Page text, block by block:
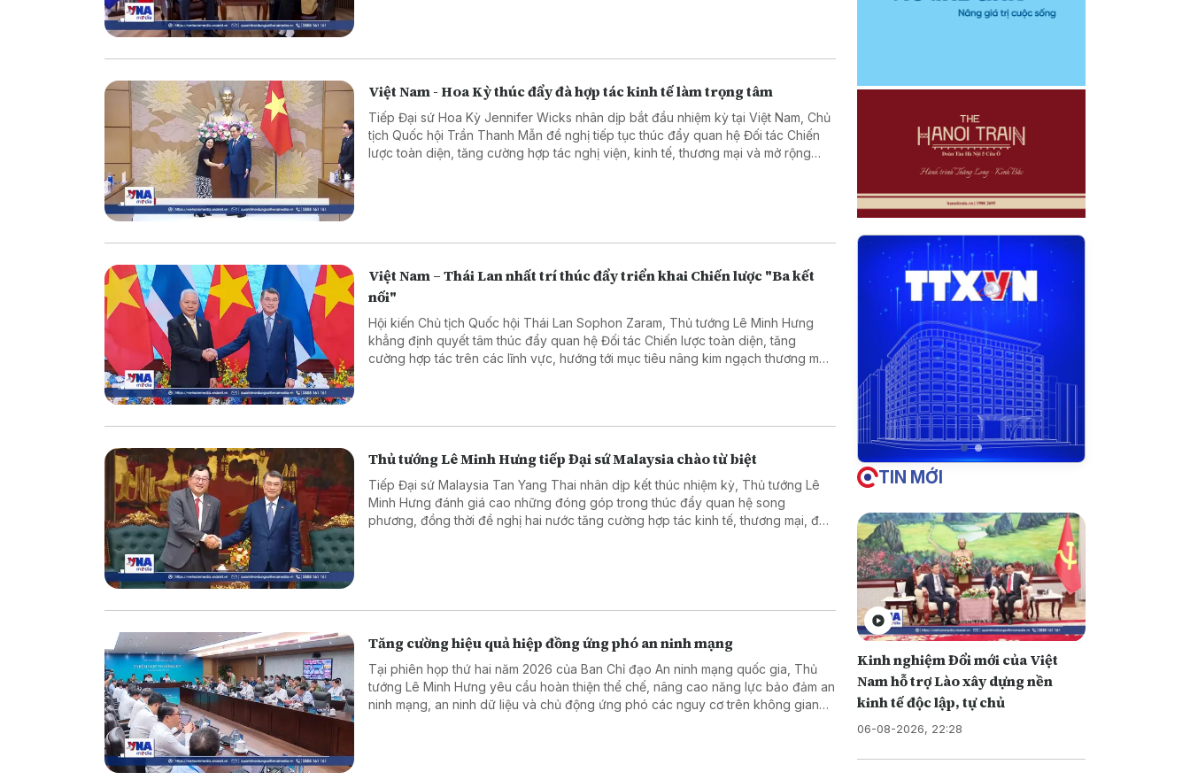
Việt Nam - Hoa Kỳ thúc đẩy đà hợp tác kinh tế làm trọng tâm
Tiếp Đại sứ Hoa Kỳ Jennifer Wicks nhân dịp bắt đầu nhiệm kỳ tại Việt Nam, Chủ
tịch Quốc hội Trần Thanh Mẫn đề nghị tiếp tục thúc đẩy quan hệ Đối tác Chiến
lược toàn diện, tăng cường hợp tác nghị viện, kinh tế, thương mại và mở rộng
Việt Nam – Thái Lan nhất trí thúc đẩy triển khai Chiến lược "Ba kết
nối"
Hội kiến Chủ tịch Quốc hội Thái Lan Sophon Zaram, Thủ tướng Lê Minh Hưng
khẳng định quyết tâm thúc đẩy quan hệ Đối tác Chiến lược toàn diện, tăng
cường hợp tác trên các lĩnh vực, hướng tới mục tiêu nâng kim ngạch thương mại
Thủ tướng Lê Minh Hưng tiếp Đại sứ Malaysia chào từ biệt
Tiếp Đại sứ Malaysia Tan Yang Thai nhân dịp kết thúc nhiệm kỳ, Thủ tướng Lê
Minh Hưng đánh giá cao những đóng góp trong thúc đẩy quan hệ song
phương, đồng thời đề nghị hai nước tăng cường hợp tác kinh tế, thương mại, đầu
Tăng cường hiệu quả hiệp đồng ứng phó an ninh mạng
Tại phiên họp thứ hai năm 2026 của Ban Chỉ đạo An ninh mạng quốc gia, Thủ
tướng Lê Minh Hưng yêu cầu hoàn thiện thể chế, nâng cao năng lực bảo đảm an
ninh mạng, an ninh dữ liệu và chủ động ứng phó các nguy cơ trên không gian
TIN MỚI
Kinh nghiệm Đổi mới của Việt
Nam hỗ trợ Lào xây dựng nền
kinh tế độc lập, tự chủ
06-08-2026, 22:28